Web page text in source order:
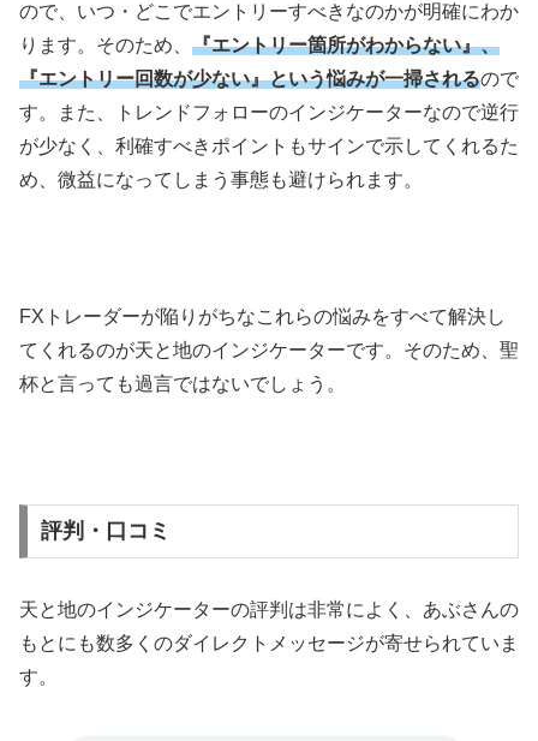
ので、いつ・どこでエントリーすべきなのかが明確にわか
ります。そのため、 『エントリー箇所がわからない』、
『エントリー回数が少ない』という悩みが一掃されるので
す。また、トレンドフォローのインジケーターなので逆行
が少なく、利確すべきポイントもサインで示してくれるた
め、微益になってしまう事態も避けられます。
FXトレーダーが陥りがちなこれらの悩みをすべて解決し
てくれるのが天と地のインジケーターです。そのため、聖
杯と言っても過言ではないでしょう。
評判・口コミ
天と地のインジケーターの評判は非常によく、あぶさんの
もとにも数多くのダイレクトメッセージが寄せられていま
す。